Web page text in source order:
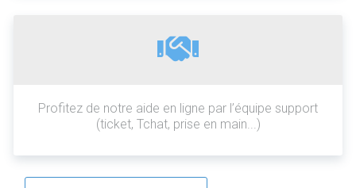
Profitez de notre aide en ligne par l’équipe support
(ticket, Tchat, prise en main...)